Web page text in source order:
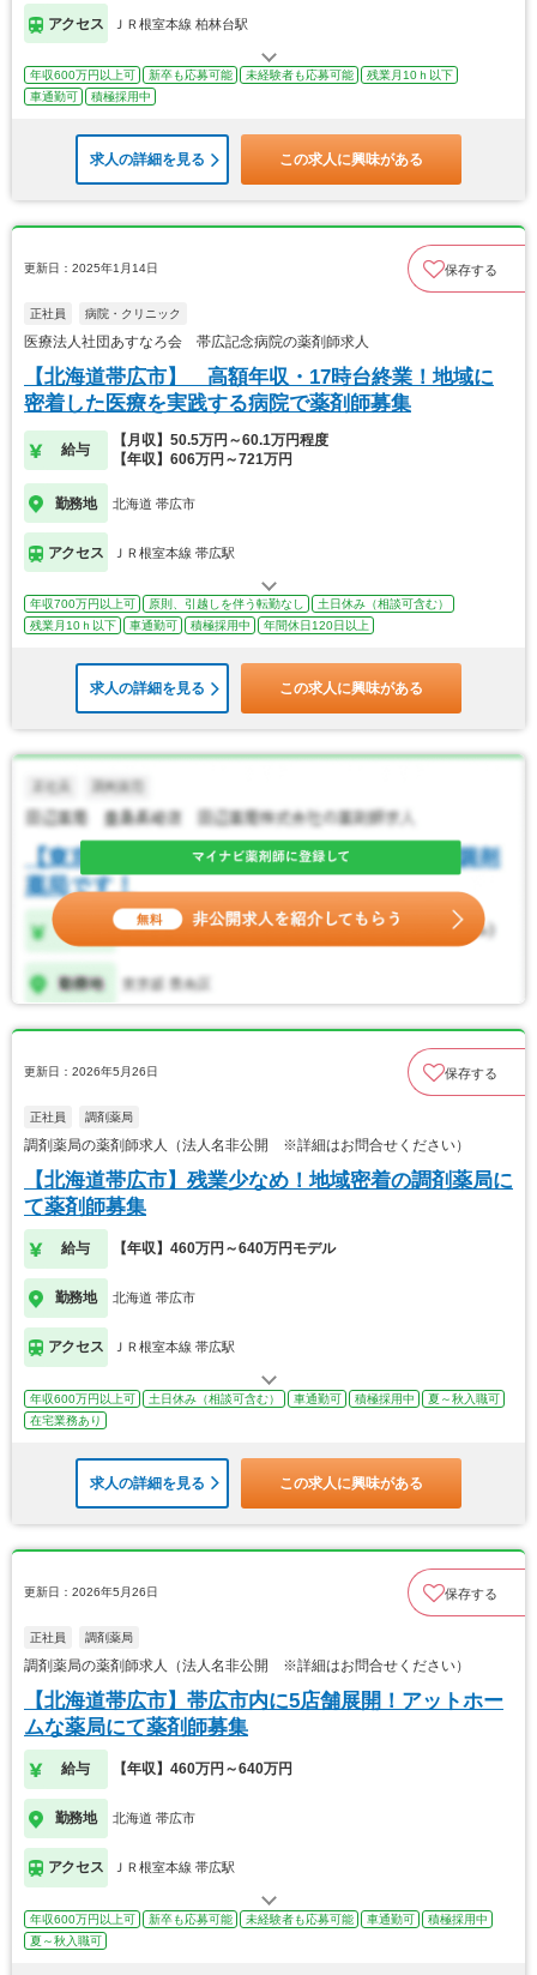
アクセス ＪＲ根室本線 柏林台駅
年収600万円以上可 新卒も応募可能 未経験者も応募可能
残業月10ｈ以下
車通勤可
積極採用中
求人の詳細を見る この求人に興味がある
更新日：2025年1月14日 保存する
正社員 病院・クリニック
医療法人社団あすなろ会 帯広記念病院の薬剤師求人
【北海道帯広市】 高額年収・17時台終業！地域に
密着した医療を実践する病院で薬剤師募集
給与
【月収】50.5万円～60.1万円程度
【年収】606万円～721万円
勤務地 北海道 帯広市
アクセス ＪＲ根室本線 帯広駅
年収700万円以上可 原則、引越しを伴う転勤なし
土日休み（相談可含む）
残業月10ｈ以下
車通勤可 積極採用中 年間休日120日以上
求人の詳細を見る この求人に興味がある
更新日：2026年5月26日 保存する
正社員 調剤薬局
調剤薬局の薬剤師求人（法人名非公開 ※詳細はお問合せください）
【北海道帯広市】残業少なめ！地域密着の調剤薬局に
て薬剤師募集
給与 【年収】460万円～640万円モデル
勤務地 北海道 帯広市
アクセス ＪＲ根室本線 帯広駅
年収600万円以上可 土日休み（相談可含む） 車通勤可 積極採用中
夏～秋入職可
在宅業務あり
求人の詳細を見る この求人に興味がある
更新日：2026年5月26日 保存する
正社員 調剤薬局
調剤薬局の薬剤師求人（法人名非公開 ※詳細はお問合せください）
【北海道帯広市】帯広市内に5店舗展開！アットホー
ムな薬局にて薬剤師募集
給与 【年収】460万円～640万円
勤務地 北海道 帯広市
アクセス ＪＲ根室本線 帯広駅
年収600万円以上可 新卒も応募可能 未経験者も応募可能 車通勤可
積極採用中
夏～秋入職可